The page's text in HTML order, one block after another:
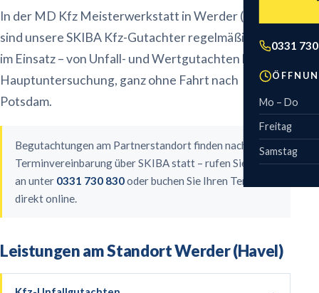
0331
Mo – Do
Freitag
Samstag
In der MD Kfz Meisterwerkstatt in Werder (Havel)
sind unsere SKIBA Kfz-Gutachter regelmäßig für Sie
im Einsatz – von Unfall- und Wertgutachten bis zur
Hauptuntersuchung, ganz ohne Fahrt nach
Potsdam.
Begutachtungen am Partnerstandort finden nach
Terminvereinbarung über SKIBA statt – rufen Sie uns
an unter 0331 730 830oder buchen Sie Ihren Termin
direkt online.
Leistungen am StandortWerder (Havel)